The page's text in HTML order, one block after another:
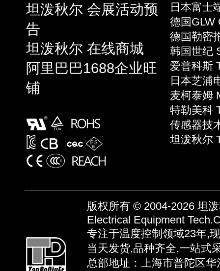
坦泼秋尔 会展活动预
告
坦泼秋尔 在线商城
阿里巴巴1688企业旺
铺
日本富士
德国GLW
德国勒密
韩国世纪
爱普科斯
日本芝浦
麦柯泰姆
特勒美科
传感器技
坦泼秋尔
版权所有 © 2004-2026 坦
Electrical Equipment
专注于温度控制领域23年,
当天发货,品种齐全,一站式
总部地址：上海市普陀区